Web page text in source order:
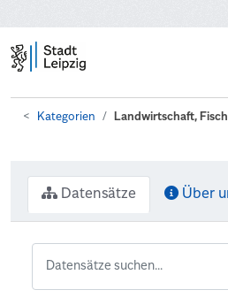
Kategorien Landwirtschaft,
Datensätze Über